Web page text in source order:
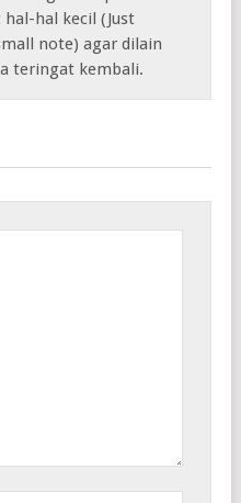
hal kecil (Just
note) agar dilain
teringat kembali.